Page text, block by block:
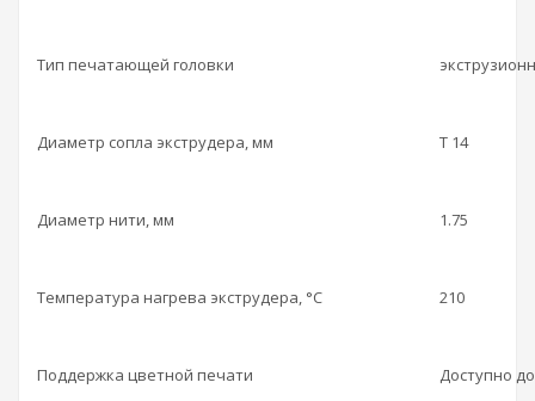
Тип печатающей головки
Диаметр сопла экструдера, мм Т 14
Диаметр нити, мм 1.75
Температура нагрева экструдера, °С 210
Поддержка цветной печати Доступно